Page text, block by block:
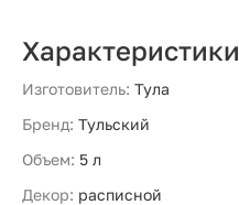
Характеристики
Изготовитель: Тула
Бренд: Тульский
Объем: 5 л
Декор: расписной